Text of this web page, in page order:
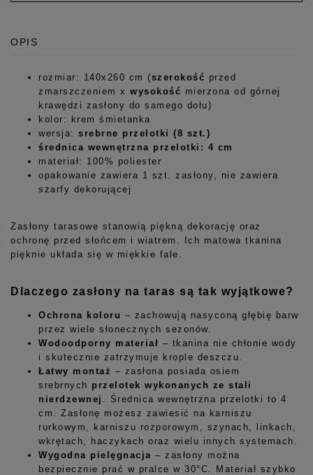
OPIS
rozmiar: 140x260 cm (szerokość przed
zmarszczeniem x wysokość mierzona od górnej
krawędzi zasłony do samego dołu)
kolor: krem śmietanka
wersja: srebrne przelotki (8 szt.)
średnica wewnętrzna przelotki: 4 cm
materiał: 100% poliester
opakowanie zawiera 1 szt. zasłony, nie zawiera
szarfy dekorującej
Zasłony tarasowe stanowią piękną dekorację oraz
ochronę przed słońcem i wiatrem. Ich matowa tkanina
pięknie układa się w miękkie fale.
Dlaczego zasłony na taras są tak wyjątkowe?
Ochrona koloru – zachowują nasyconą głębię barw
przez wiele słonecznych sezonów.
Wodoodporny materiał – tkanina nie chłonie wody
i skutecznie zatrzymuje krople deszczu.
Łatwy montaż – zasłona posiada osiem
srebrnych przelotek wykonanych ze stali
nierdzewnej
. Średnica wewnętrzna przelotki to 4
cm. Zasłonę możesz zawiesić na karniszu
rurkowym, karniszu rozporowym, szynach, linkach,
wkrętach, haczykach oraz wielu innych systemach.
Wygodna pielęgnacja – zasłony można
bezpiecznie prać w pralce w 30°C. Materiał szybko